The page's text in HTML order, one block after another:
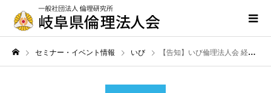
セミナー・イベント情報 いび 【告知】いび倫理法人会 経営者モーニングセミナー11月予定表